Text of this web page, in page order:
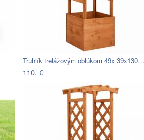
Truhlík trelážovým oblúkom 49x 39x130…
110,-€